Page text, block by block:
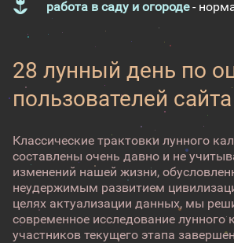
работа в саду и огороде-
28 лунный день по
пользователей сайта
Классические трактовки лунного
составлены очень давно и не
изменений нашей жизни,
неудержимым развитием
целях актуализации данных, мы
современное исследование лунного
участников текущего этапа